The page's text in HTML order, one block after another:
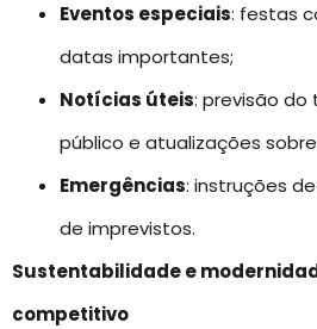
Eventos especiais: festas
datas importantes;
Notícias úteis: previsão
público e atualizações
Emergências: instruções
de imprevistos.
Sustentabilidade e
competitivo